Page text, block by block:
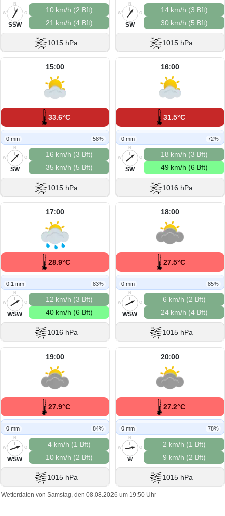
N
O
S
W
SSW
10 km/h (2 Bft)
21 km/h (4 Bft)
1015 hPa
N
O
S
W
SW
14 km/h (3 Bft)
30 km/h (5 Bft)
1015 hPa
15:00
33.6°C
0 mm 58%
N
O
S
W
SW
16 km/h (3 Bft)
35 km/h (5 Bft)
1015 hPa
16:00
31.5°C
0 mm 72%
N
O
S
W
SW
18 km/h (3 Bft)
49 km/h (6 Bft)
1016 hPa
17:00
28.9°C
0.1 mm 83%
N
O
S
W
WSW
12 km/h (3 Bft)
40 km/h (6 Bft)
1016 hPa
18:00
27.5°C
0 mm 85%
N
O
S
W
WSW
6 km/h (2 Bft)
24 km/h (4 Bft)
1015 hPa
19:00
27.9°C
0 mm 84%
N
O
S
W
WSW
4 km/h (1 Bft)
10 km/h (2 Bft)
1015 hPa
20:00
27.2°C
0 mm 78%
N
O
S
W
W
2 km/h (1 Bft)
9 km/h (2 Bft)
1015 hPa
Wetterdaten von Samstag, den 08.08.2026 um 19:50 Uhr